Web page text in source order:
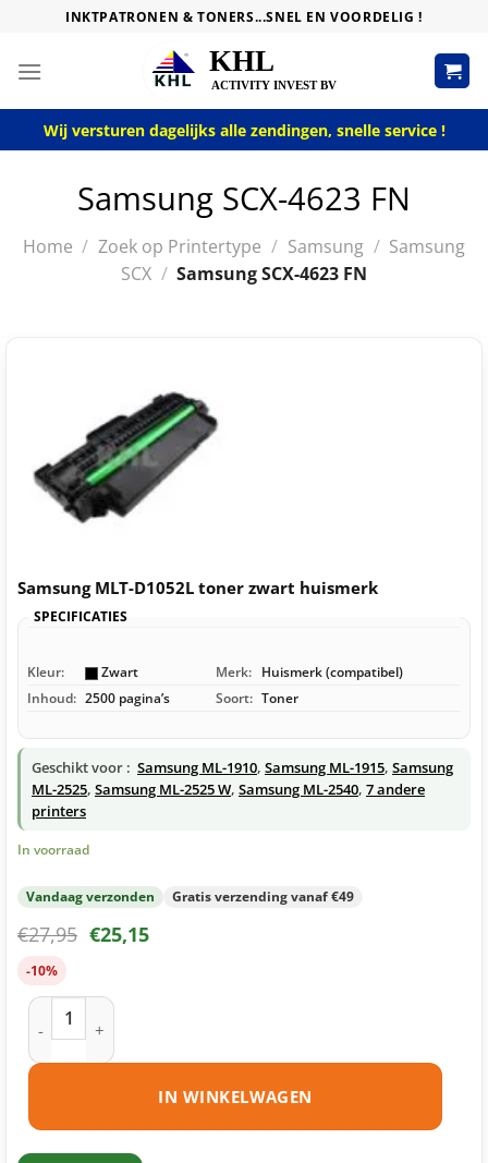
content
INKTPATRONEN & TONERS...SNEL EN VOORDELIG !
Wij versturen dagelijks alle zendingen, snelle service !
Samsung SCX-4623 FN
Home / Zoek op Printertype / Samsung / Samsung
SCX / Samsung SCX-4623 FN
Samsung MLT-D1052L toner zwart huismerk
SPECIFICATIES
Kleur: Zwart Merk: Huismerk (compatibel)
Inhoud: 2500 pagina’s Soort: Toner
Geschikt voor : Samsung ML-1910, Samsung ML-1915, Samsung
ML-2525, Samsung ML-2525 W, Samsung ML-2540, 7 andere
printers
In voorraad
Vandaag verzonden Gratis verzending vanaf €49
€27,95 €25,15
-10%
Samsung MLT-D1052L toner zwart huismerk aantal
IN WINKELWAGEN